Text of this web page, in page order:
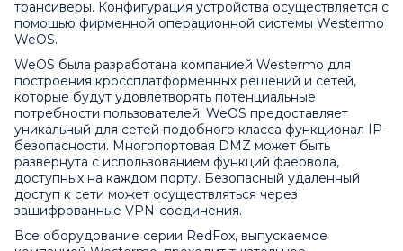
трансиверы. Конфигурация устройства осуществляется с
помощью фирменной операционной системы Westermo
WeOS.
WeOS была разработана компанией Westermo для
построения кроссплатформенных решений и сетей,
которые будут удовлетворять потенциальные
потребности пользователей. WeOS предоставляет
уникальный для сетей подобного класса функционал IP-
безопасности. Многопортовая DMZ может быть
развернута с использованием функций фаервола,
доступных на каждом порту. Безопасный удаленный
доступ к сети может осуществляться через
зашифрованные VPN-соединения.
Все оборудование серии RedFox, выпускаемое